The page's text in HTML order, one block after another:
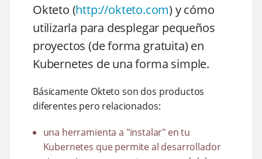
Okteto (http://okteto.com) y cómo
utilizarla para desplegar pequeños
proyectos (de forma gratuita) en
Kubernetes de una forma simple.
Básicamente Okteto son dos productos
diferentes pero relacionados:
una herramienta a "instalar" en tu
Kubernetes que permite al desarrollador